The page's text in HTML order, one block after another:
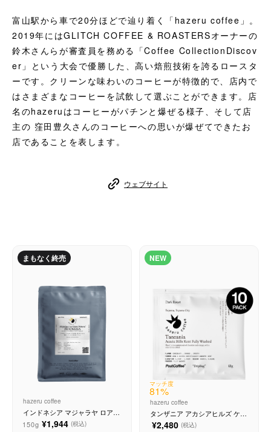
アクセサリ
CFFBNS
ギフトセット
リキッド
お知らせ
よくある質問
店舗情報
富山駅から車で20分ほどで辿り着く「hazeru coffee」。
2019年にはGLITCH COFFEE & ROASTERSオーナーの
鈴木さんらが審査員を務める「Coffee CollectionDiscov
er」という大会で優勝した、高い焙煎技術を誇るロースタ
ーです。クリーンな味わいのコーヒーが特徴的で、店内で
はさまざまなコーヒーを試飲して選ぶことができます。店
名のhazeruはコーヒーがパチンと爆ぜる様子、そして店
主の 窪田豊久さんのコーヒーへの思いが爆ぜてできたお
店であることを表します。
ウェブサイト
まもなく終売
hazeru coffee
インドネシア マジャラヤ ロア
エステート ナチュラル
150g ¥1,944 (税込)
NEW
マッチ度
81%
hazeru coffee
タンザニア アカシアヒルズ ケン
ト フリーウォッシュド 10個入り
¥2,480 (税込)